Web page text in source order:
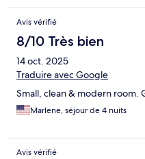
Avis vérifié
8/10 Très bien
14 oct. 2025
Traduire avec Google
Small, clean & modern room.
Marlene, séjour de 4 nuits
Avis vérifié